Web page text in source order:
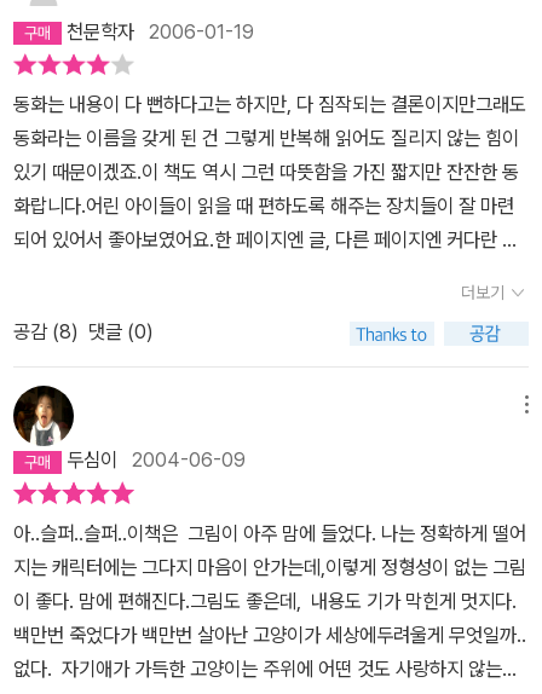
를 보며 제 자신을 돌아봅니다. 사랑을 앞세워 상대에게 뭔가를 강요
한 적은 없었나 하는 생각을 해봅니다. 내가 좋아하는 거니까 상대방
도 좋아해주길 강요한 적은 없었나, 내가 원하는 거니까 상대방도 함
께 원해주는 게 당연하다고 생각한 적은 없었나, 특히 아이들에게 다
너희를 사랑하니까 이러는 거라며 싫다는 걸 억지로 하게 한 적은 없
었나.. 사랑도 반성이 필요하다는 생각을 하게 됩니다. 두 번 다시 반
복할 필요가 없을 만큼 의미 있고 사랑 가득한 삶을 살고 싶다는 욕심
을 부려 봅니다. 오래도록 마음에 남을 고양이 한 마리가 생겼습니다.
고양이는 그런것에는 아무 관심도 없었습니다.'난,100만 번이나 죽었
었다구.이제 와서 뭐 새삼스럽게 그래.나 원 참!' 고양이는,누구 보다
도 자기 자신이 좋았던 것입니다.이런 고양이의 모습이 자꾸 내 모습
과 오버랩되었다.아무것도 새롭지가 않은, 퉁퉁거리며 거들먹거리는
고양이의 모습.이런 고양이가 누군가를 사랑하게 되었다. 100만 번
이나 죽었다 살아난 자신에게 무관심해 보이는 흰고양이에게 고양이
는 거들먹거리며 자랑하기를 그만 두고 이렇게 말한다. '나는, 100만
물었습니다.흰털 고양이는 '그렇게 하렴.'하고 가볍게 대답했습니다.
편지 끝에 mong님은 이렇게 썼다.'네 옆에 있어도 돼?''그러렴'이런
대화가 스스럼 없이 이뤄지는 날이 어서 오길 바랍니다 ^^mong님의
편지를 읽으며 생각했다.정말....그런 날이 올까? 뭘하든 잘해 보려는
전투적인 삶의 자세에서 벗어나, 그냥 한 사람 옆에 풍경화의 일부처
럼 자연스럽게 존재하는 그런 일이....나에게도 있을 수 있을까? 100
만 번 산 고양이는 흰털 고양이 옆에만 있었고,흰털 고양이를 자기자
신 보다 더 많이 사랑하게 되었고, 둘은 함께 늙어 갔고, 흰털 고양이
가 더 이상 움직이지 않게 되었을 때, 100만 번 산 고양이는 처음으로
울.었.다.100만 번 산 고양이는 100만 번을 울었고, 흰털 고양이 옆
에서 죽었다. 그리고 다시는 태어나지 않았다. 동화를 읽으면서 이렇
게 마음이 저릿저릿 아프다니.... 서른살이 되어도 아무것도 달라지는
수 없는 사실이다. 그렇기 때문에 그들이 그렇게 자신들의 외피를 차
가운 철갑으로 두르게 된 것에 대해서 비난하고픈 마음은 없다. 대부
분의 경우 그들이 겪어야 했던 것들의 가혹함은 그들에게 건낼 수 있
는 비판과 충고의 효력을 현저히 무너뜨린다. 하나 분명한 것은 그런
식으로 차츰차츰, 우리는 늙어가면서 점점 교활해지고 무디어져 간다
는 것이다. 우리는 굳이 다른 세계에서의 기억을 가지고 있지 않다 하
더라도 지금 보내고 있는 이 한 생애 동안 충분할 정도의 폭력과 냉소
와 자기모멸에 익숙해진다. 그래서 이 짧지만 깊숙이 파고드는 몽상
과도 같은 동화는 그들의 이야기, 아니 우리들의 이야기가 된다. 이 이
것은 우리들이 여기서 삶에 대한 슬픈 진실을 발견할 수 있기 때문이
다. 끝이 없을 것 같은 환생과 경험을 거듭하는 고양이, 타인의 사랑을
모르고 타인에 대한 사랑을 모르는 이 뻔뻔스러운 고양이는 명백히
에고이스트이며 더없이 이기적으로 진화된 우리 자신들의 모습이다.
그래서 현명한 작가는 섣불리 이 고양이에게 어리석다든지, 어쩔 수
없는 것이었다든지 하는 작가적 결론 같은 걸 내리지 않는다. 그저 우
리가 여기서 볼 수 있는 것은 이 고양이가 겪어야 하는 조용한 운명의
흐름뿐이다. 마침내 고양이는 단 한 번, 구원의 기회를 가지게 된다.
너무 오랜 시간 끝에 부여된 이 마지막 경험의 끝에서 고양이는 비로
천문학자 2006-01-19
동화는 내용이 다 뻔하다고는 하지만, 다 짐작되는 결론이지만그래도
동화라는 이름을 갖게 된 건 그렇게 반복해 읽어도 질리지 않는 힘이
있기 때문이겠죠.이 책도 역시 그런 따뜻함을 가진 짧지만 잔잔한 동
화랍니다.어린 아이들이 읽을 때 편하도록 해주는 장치들이 잘 마련
되어 있어서 좋아보였어요.한 페이지엔 글, 다른 페이지엔 커다란 그
이 책을 읽으면서 든 생각은..아무리 아름답고 따뜻한 마음을 주는 좋
은 동화라 할지라도여성에 대한 고정관념, 사랑에 대한 고정관념을
버리지는 못했다는 생각이 들더군요.예를 들어, 이 주인공 고양이가
남자 고양이라는 말은 앞서 언급되지 않긴 했습니다만..중간 부분쯤
하얀 털을 가진 예쁜 고양이를 만나 사랑하게 되는 장면이 나오죠.무
의식중에 주인공이 남자라는 걸 강조했달까요.게다가 여자고양이는
그림으로 봤을 때 좀 못생겨보이는 주인공 고양이에 비해훨씬 예쁘고
아름답게 묘사됩니다.게다가 대사도 없죠. 행동이나 마음가짐을 묘사
하지도 않아요.여자고양이가 하는 행동이나 말은 애교를 떨면서도 매
우 수동적인.. 이른바 현모양처스타일이랄까요..요즘 우리가 평범하
게 갖고있는 전형적인 전통 여성상을 그대로 지닌 고양이라서전 몹시
씁쓸했답니다..아름다운 동화에서들조차, 고전 동화가 아닌데도, 이
더보기
공감 (8) 댓글 (0)
두심이 2004-06-09
아..슬퍼..슬퍼..이책은 그림이 아주 맘에 들었다. 나는 정확하게 떨어
지는 캐릭터에는 그다지 마음이 안가는데,이렇게 정형성이 없는 그림
이 좋다. 맘에 편해진다.그림도 좋은데, 내용도 기가 막힌게 멋지다.
백만번 죽었다가 백만번 살아난 고양이가 세상에두려울게 무엇일까..
없다. 자기애가 가득한 고양이는 주위에 어떤 것도 사랑하지 않는다.